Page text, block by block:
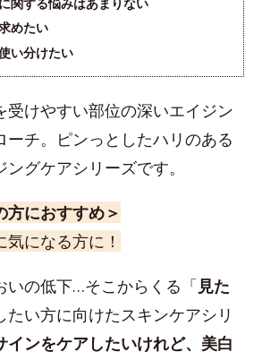
めたい
い分けたい
受けやすい部位の深いエイジン
ーチ。ピンっとしたハリのある
グケアシリーズです。
方におすすめ＞
になる方に！
いの低下…そこからくる「見た
たい方に向けたスキンケアシリ
インをケアしたいけれど、美白